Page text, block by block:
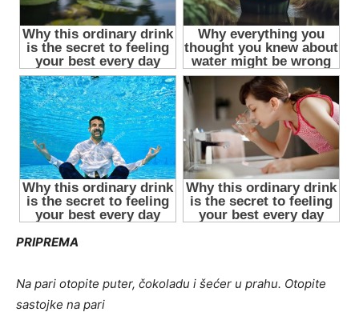
PRIPREMA
Na pari otopite puter, čokoladu i šećer u prahu. Otopite
sastojke na pari